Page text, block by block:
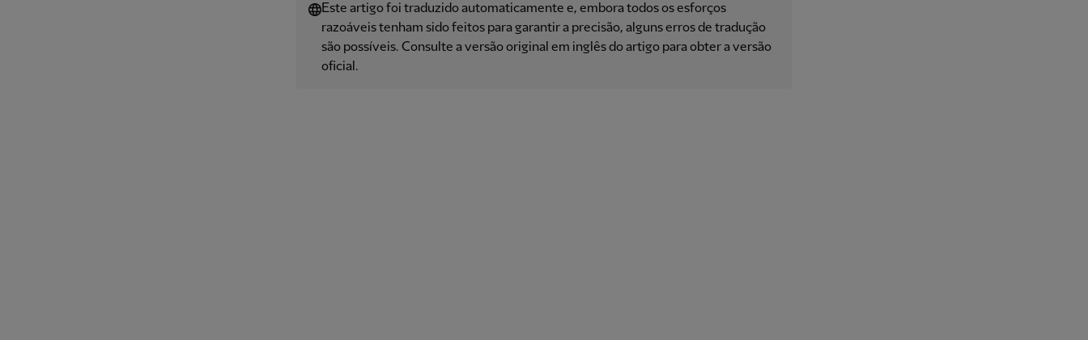
Este artigo foi traduzido automaticamente e, embora todos os esforços
razoáveis ​​tenham sido feitos para garantir a precisão, alguns erros de tradução
são possíveis. Consulte a versão original em inglês do artigo para obter a versão
oficial.